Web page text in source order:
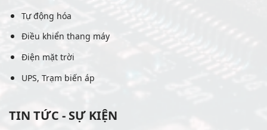
Tự động hóa
Điều khiển thang máy
Điện mặt trời
UPS, Trạm biến áp
TIN TỨC - SỰ KIỆN